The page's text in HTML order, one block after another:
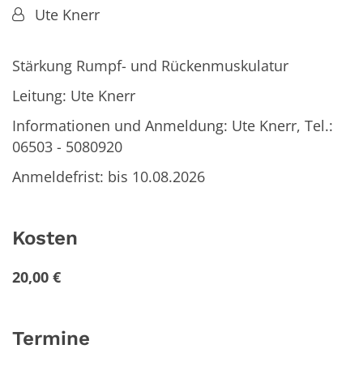
Von:Ute Knerr
Stärkung Rumpf- und Rückenmuskulatur
Leitung: Ute Knerr
Informationen und Anmeldung: Ute Knerr, Tel.:
06503 - 5080920
Anmeldefrist: bis 10.08.2026
Kosten
20,00 €
Termine